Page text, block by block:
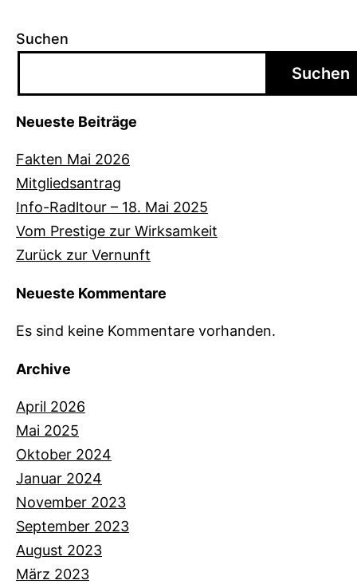
Suchen
Suchen
Neueste Beiträge
Fakten Mai 2026
Mitgliedsantrag
Info-Radltour – 18. Mai 2025
Vom Prestige zur Wirksamkeit
Zurück zur Vernunft
Neueste Kommentare
Es sind keine Kommentare vorhanden.
Archive
April 2026
Mai 2025
Oktober 2024
Januar 2024
November 2023
September 2023
August 2023
März 2023